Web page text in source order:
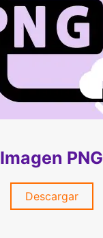
Imagen PNG
Descargar